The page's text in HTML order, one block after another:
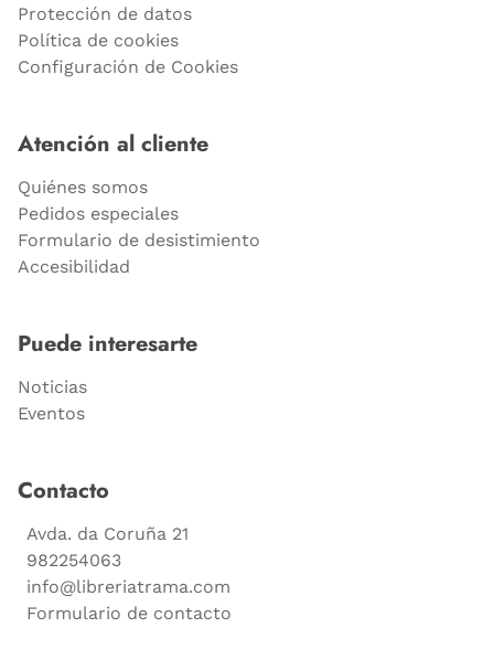
Protección de datos
Política de cookies
Configuración de Cookies
Atención al cliente
Quiénes somos
Pedidos especiales
Formulario de desistimiento
Accesibilidad
Puede interesarte
Noticias
Eventos
Contacto
Avda. da Coruña 21
982254063
info@libreriatrama.com
Formulario de contacto